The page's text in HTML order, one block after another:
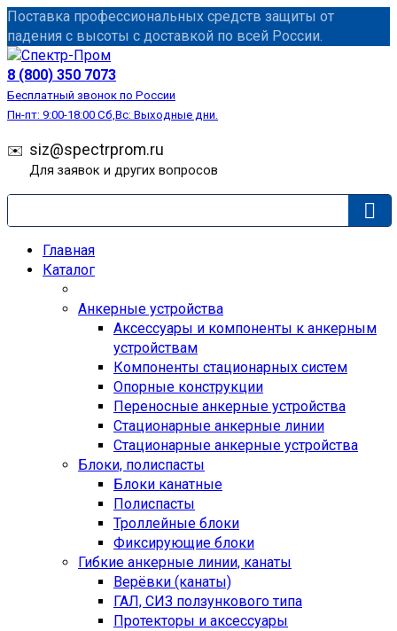
Перейти
к
содержанию
Поставка профессиональных средств защиты от
падения с высоты с доставкой по всей России.
8 (800) 350 7073
Бесплатный звонок по России
Пн-пт: 9:00-18:00 Сб,Вс: Выходные дни.
siz@spectrprom.ru
Для заявок и других вопросов
Главная
Каталог
Анкерные устройства
Аксессуары и компоненты к анкерным
устройствам
Компоненты стационарных систем
Опорные конструкции
Переносные анкерные устройства
Стационарные анкерные линии
Стационарные анкерные устройства
Блоки, полиспасты
Блоки канатные
Полиспасты
Троллейные блоки
Фиксирующие блоки
Гибкие анкерные линии, канаты
Верёвки (канаты)
ГАЛ, СИЗ ползункового типа
Протекторы и аксессуары